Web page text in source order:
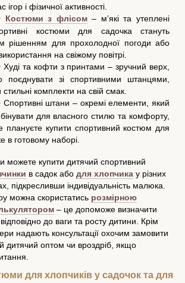
ігор і фізичної активності.
Костюми з флісом– м’які та утеплені
костюми для садочка стануть
рішенням для прохолодної погоди або
на свіжому повітрі.
Худі та кофти з принтами – зручний верх,
поєднувати зі спортивними штанцями,
комплекти на свій смак.
Спортивні штани – окремі елементи, який
для власного стилю та комфорту,
плануєте купити спортивний костюм для
в готовому наборі.
можете купити дитячий спортивний
в садок або для хлопчика у різних
підкресливши індивідуальність малюка.
можна скористатись розмірною
– це допоможе визначити
до ваги та росту дитини. Крім
надають консультації охочим замовити
дитячий оптом чи вроздріб, якщо
для хлопчиків у садочок та для